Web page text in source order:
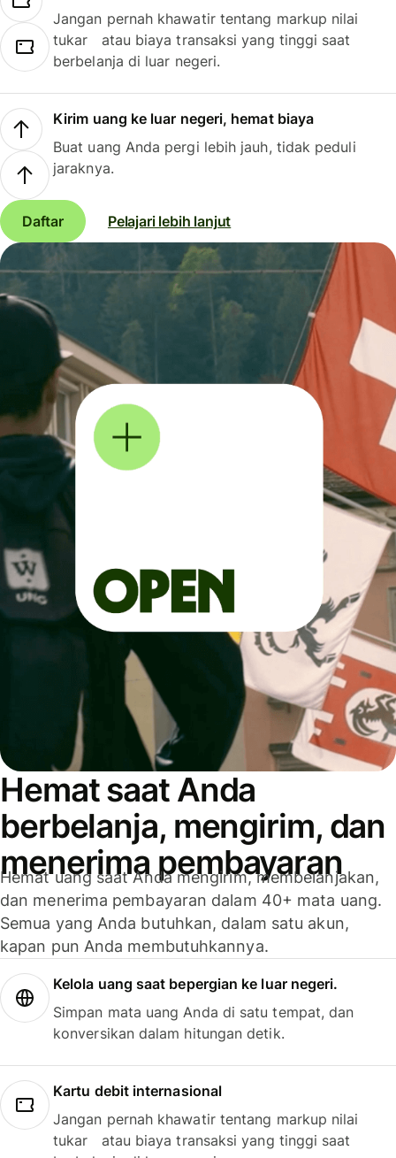
Jangan pernah khawatir tentang markup nilai
tukar atau biaya transaksi yang tinggi saat
berbelanja di luar negeri.
Kirim uang ke luar negeri, hemat biaya
Buat uang Anda pergi lebih jauh, tidak peduli
jaraknya.
Daftar Pelajari lebih lanjut
Hemat saat Anda
berbelanja, mengirim, dan
menerima pembayaran
Hemat uang saat Anda mengirim, membelanjakan,
dan menerima pembayaran dalam 40+ mata uang.
Semua yang Anda butuhkan, dalam satu akun,
kapan pun Anda membutuhkannya.
Kelola uang saat bepergian ke luar negeri.
Simpan mata uang Anda di satu tempat, dan
konversikan dalam hitungan detik.
Kartu debit internasional
Jangan pernah khawatir tentang markup nilai
tukar atau biaya transaksi yang tinggi saat